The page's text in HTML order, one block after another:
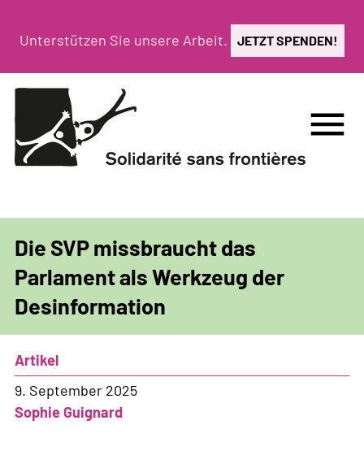
zumUnterstützen Sie unsere Arbeit. JETZT SPENDEN!
menu
Die SVP missbraucht das
Parlament als Werkzeug der
Desinformation
Artikel
9. September 2025
Sophie Guignard